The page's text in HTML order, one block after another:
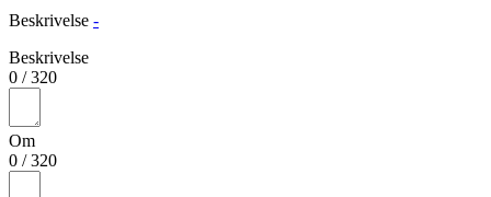
Beskrivelse -
Beskrivelse
0 /320
Om
0 /320